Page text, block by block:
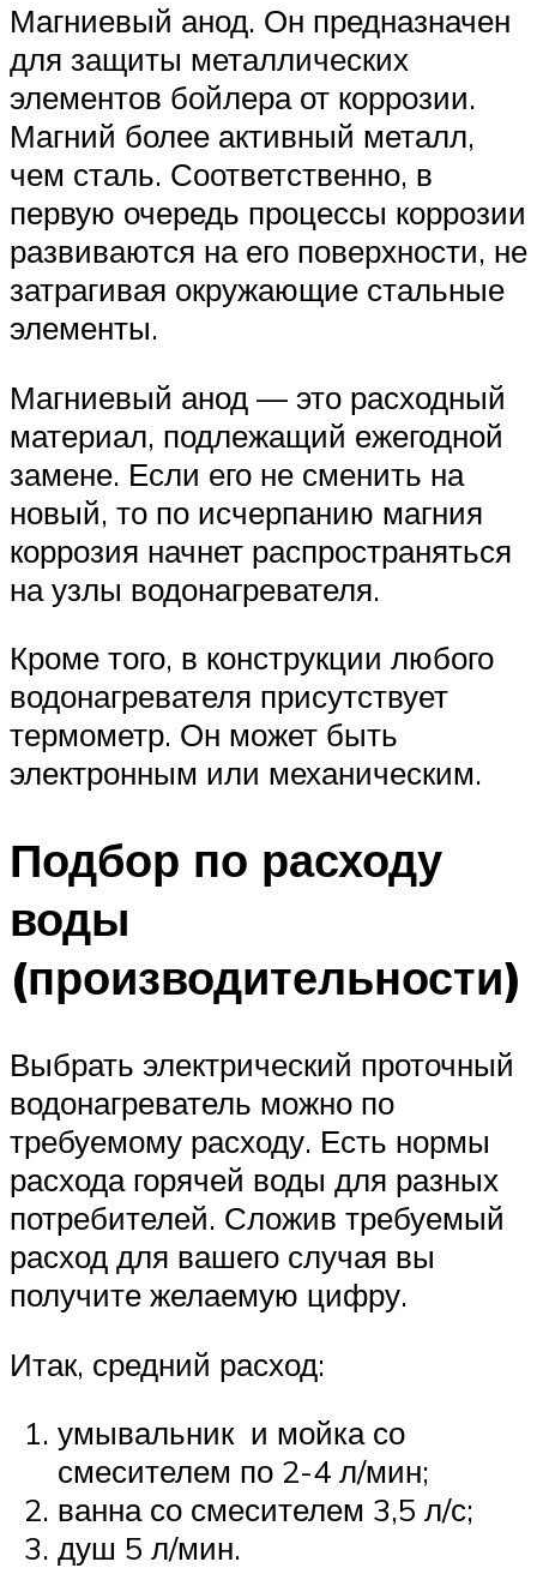
Магниевый анод. Он предназначен
для защиты металлических
элементов бойлера от коррозии.
Магний более активный металл,
чем сталь. Соответственно, в
первую очередь процессы коррозии
развиваются на его поверхности, не
затрагивая окружающие стальные
элементы.
Магниевый анод — это расходный
материал, подлежащий ежегодной
замене. Если его не сменить на
новый, то по исчерпанию магния
коррозия начнет распространяться
на узлы водонагревателя.
Кроме того, в конструкции любого
водонагревателя присутствует
термометр. Он может быть
электронным или механическим.
Подбор по расходу
воды
(производительности)
Выбрать электрический проточный
водонагреватель можно по
требуемому расходу. Есть нормы
расхода горячей воды для разных
потребителей. Сложив требуемый
расход для вашего случая вы
получите желаемую цифру.
Итак, средний расход:
умывальник и мойка со
смесителем по 2-4 л/мин;
ванна со смесителем 3,5 л/с;
душ 5 л/мин.